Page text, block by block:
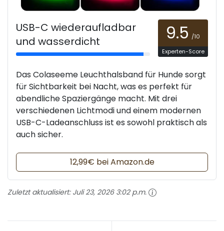
USB-C wiederaufladbar
und wasserdicht
9.5 /10
Experten-Score
Das Colaseeme Leuchthalsband für Hunde sorgt
für Sichtbarkeit bei Nacht, was es perfekt für
abendliche Spaziergänge macht. Mit drei
verschiedenen Lichtmodi und einem modernen
USB-C-Ladeanschluss ist es sowohl praktisch als
auch sicher.
12,99€ bei Amazon.de
Zuletzt aktualisiert: Juli 23, 2026 3:02 p.m.